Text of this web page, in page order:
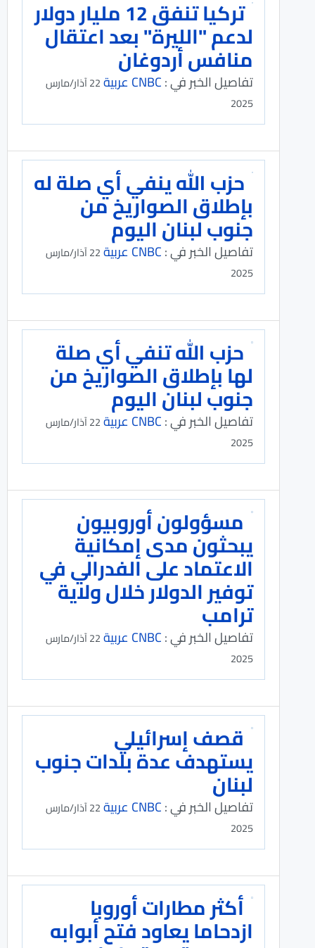
تركيا تنفق 12 مليار دولار
لدعم "الليرة" بعد اعتقال
منافس أردوغان
تفاصيل الخبر في :CNBC عربية
22 آذار/مارس
2025
حزب الله ينفي أي صلة له
بإطلاق الصواريخ من
جنوب لبنان اليوم
تفاصيل الخبر في :CNBC عربية
22 آذار/مارس
2025
حزب الله تنفي أي صلة
لها بإطلاق الصواريخ من
جنوب لبنان اليوم
تفاصيل الخبر في :CNBC عربية
22 آذار/مارس
2025
مسؤولون أوروبيون
يبحثون مدى إمكانية
الاعتماد على الفدرالي في
توفير الدولار خلال ولاية
ترامب
تفاصيل الخبر في :CNBC عربية
22 آذار/مارس
2025
قصف إسرائيلي
يستهدف عدة بلدات جنوب
لبنان
تفاصيل الخبر في :CNBC عربية
22 آذار/مارس
2025
أكثر مطارات أوروبا
ازدحاما يعاود فتح أبوابه